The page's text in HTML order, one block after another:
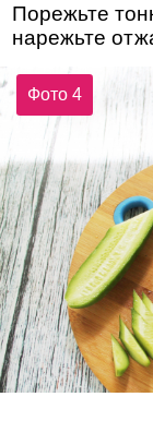
Порежьте
нарежьте
Фото 4